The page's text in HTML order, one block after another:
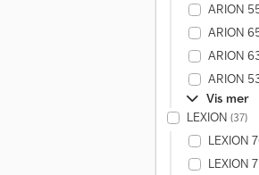
ARION
ARION
ARION
ARION
Vis mer
LEXION (37)
LEXION
LEXION